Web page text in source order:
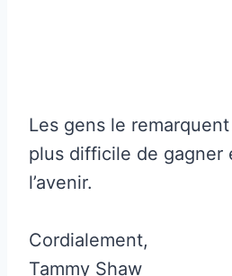
Les gens le
plus difficile de gagner
l’avenir.
Cordialement,
Tammy Shaw